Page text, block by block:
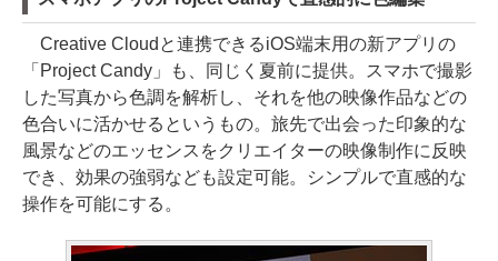
Creative Cloudと連携できるiOS端末用の新アプリの
「Project Candy」も、同じく夏前に提供。スマホで撮影
した写真から色調を解析し、それを他の映像作品などの
色合いに活かせるというもの。旅先で出会った印象的な
風景などのエッセンスをクリエイターの映像制作に反映
でき、効果の強弱なども設定可能。シンプルで直感的な
操作を可能にする。